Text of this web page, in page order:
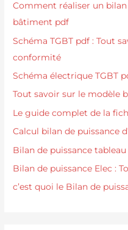
Comment réaliser un
bâtiment pdf
Schéma TGBT pdf : Tout
conformité
Schéma électrique TGBT
Tout savoir sur le modèle
Le guide complet de la
Calcul bilan de puissance
Bilan de puissance
Bilan de puissance Elec :
c’est quoi le Bilan de